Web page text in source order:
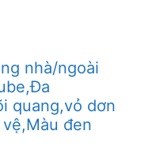
nhà/ngoài
quang,vỏ dơn
đen